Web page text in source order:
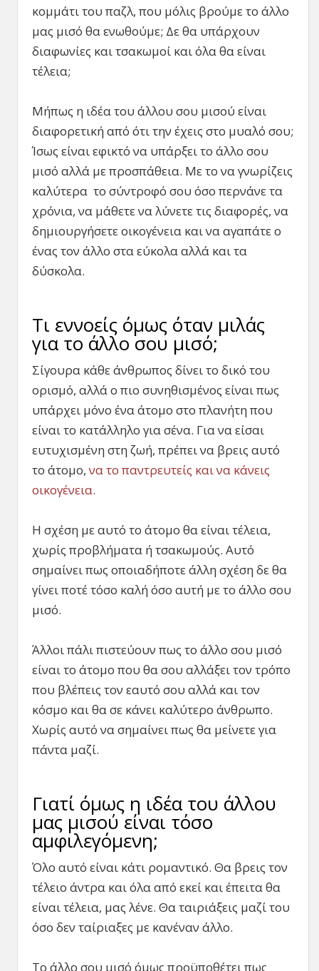
κομμάτι του παζλ, που μόλις βρούμε το άλλο
μας μισό θα ενωθούμε; Δε θα υπάρχουν
διαφωνίες και τσακωμοί και όλα θα είναι
τέλεια;
Μήπως η ιδέα του άλλου σου μισού είναι
διαφορετική από ότι την έχεις στο μυαλό σου;
Ίσως είναι εφικτό να υπάρξει το άλλο σου
μισό αλλά με προσπάθεια. Με το να γνωρίζεις
καλύτερα το σύντροφό σου όσο περνάνε τα
χρόνια, να μάθετε να λύνετε τις διαφορές, να
δημιουργήσετε οικογένεια και να αγαπάτε ο
ένας τον άλλο στα εύκολα αλλά και τα
δύσκολα.
Τι εννοείς όμως όταν μιλάς
για το άλλο σου μισό;
Σίγουρα κάθε άνθρωπος δίνει το δικό του
ορισμό, αλλά ο πιο συνηθισμένος είναι πως
υπάρχει μόνο ένα άτομο στο πλανήτη που
είναι το κατάλληλο για σένα. Για να είσαι
ευτυχισμένη στη ζωή, πρέπει να βρεις αυτό
το άτομο,να το παντρευτείς και να κάνεις
οικογένεια.
Η σχέση με αυτό το άτομο θα είναι τέλεια,
χωρίς προβλήματα ή τσακωμούς. Αυτό
σημαίνει πως οποιαδήποτε άλλη σχέση δε θα
γίνει ποτέ τόσο καλή όσο αυτή με το άλλο σου
μισό.
Άλλοι πάλι πιστεύουν πως το άλλο σου μισό
είναι το άτομο που θα σου αλλάξει τον τρόπο
που βλέπεις τον εαυτό σου αλλά και τον
κόσμο και θα σε κάνει καλύτερο άνθρωπο.
Χωρίς αυτό να σημαίνει πως θα μείνετε για
πάντα μαζί.
Γιατί όμως η ιδέα του άλλου
μας μισού είναι τόσο
αμφιλεγόμενη;
Όλο αυτό είναι κάτι ρομαντικό. Θα βρεις τον
τέλειο άντρα και όλα από εκεί και έπειτα θα
είναι τέλεια, μας λένε. Θα ταιριάξεις μαζί του
όσο δεν ταίριαξες με κανέναν άλλο.
Το άλλο σου μισό όμως προϋποθέτει πως